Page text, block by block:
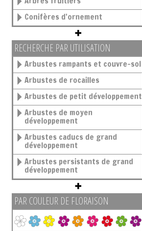
Conifères d'ornement
RECHERCHE PAR UTILISATION
Arbustes rampants et couvre-sol
Arbustes de rocailles
Arbustes de petit développement
Arbustes de moyen
développement
Arbustes caducs de grand
développement
Arbustes persistants de grand
développement
PAR COULEUR DE FLORAISON